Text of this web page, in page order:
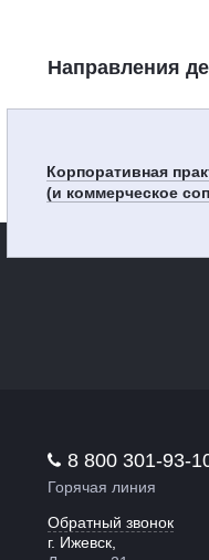
Направления
Корпоративная
(и коммерческое
8 800 301-93-
Горячая линия
Обратный звонок
г. Ижевск,